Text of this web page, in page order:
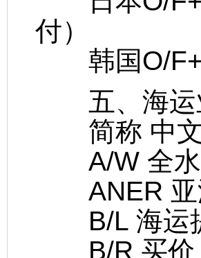
付）
韩国O/
五、海运
简称 中文
A/W 全水
ANER 亚
B/L 海运
B/R 买价